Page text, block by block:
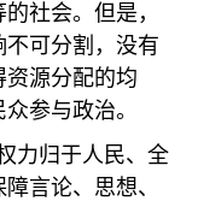
社会。但是，
可分割，没有
源分配的均
参与政治。
力归于人民、全
言论、思想、